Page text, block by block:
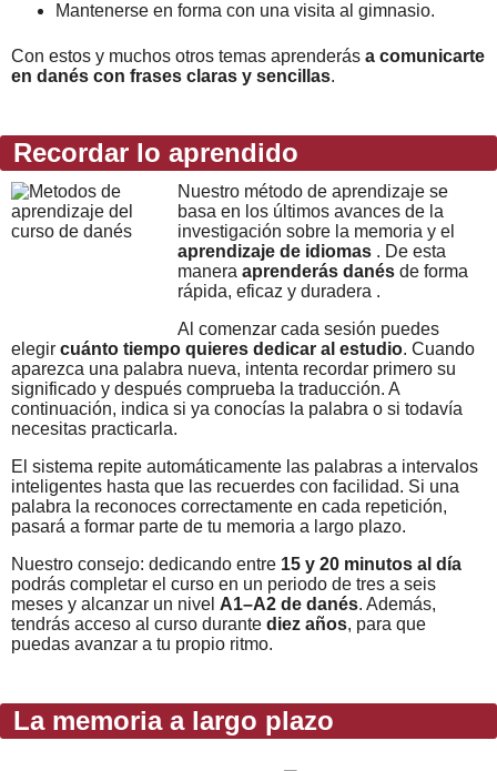
Mantenerse en forma con una visita al gimnasio.
Con estos y muchos otros temas aprenderás a comunicarte
en danés con frases claras y sencillas.
Recordar lo aprendido
Nuestro método de aprendizaje se
basa en los últimos avances de la
investigación sobre la memoria y el
aprendizaje de idiomas . De esta
manera aprenderás danés de forma
rápida, eficaz y duradera .
Al comenzar cada sesión puedes
elegir cuánto tiempo quieres dedicar al estudio. Cuando
aparezca una palabra nueva, intenta recordar primero su
significado y después comprueba la traducción. A
continuación, indica si ya conocías la palabra o si todavía
necesitas practicarla.
El sistema repite automáticamente las palabras a intervalos
inteligentes hasta que las recuerdes con facilidad. Si una
palabra la reconoces correctamente en cada repetición,
pasará a formar parte de tu memoria a largo plazo.
Nuestro consejo: dedicando entre 15 y 20 minutos al día
podrás completar el curso en un periodo de tres a seis
meses y alcanzar un nivel A1–A2 de danés. Además,
tendrás acceso al curso durante diez años, para que
puedas avanzar a tu propio ritmo.
La memoria a largo plazo